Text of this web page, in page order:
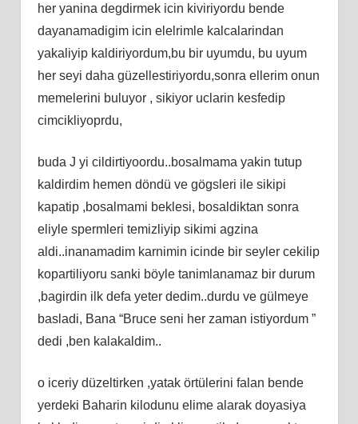
her yanina degdirmek icin kiviriyordu bende
dayanamadigim icin elelrimle kalcalarindan
yakaliyip kaldiriyordum,bu bir uyumdu, bu uyum
her seyi daha güzellestiriyordu,sonra ellerim onun
memelerini buluyor , sikiyor uclarin kesfedip
cimcikliyoprdu,
buda J yi cildirtiyoordu..bosalmama yakin tutup
kaldirdim hemen döndü ve gögsleri ile sikipi
kapatip ,bosalmami beklesi, bosaldiktan sonra
eliyle spermleri temizliyip sikimi agzina
aldi..inanamadim karnimin icinde bir seyler cekilip
kopartiliyoru sanki böyle tanimlanamaz bir durum
,bagirdin ilk defa yeter dedim..durdu ve gülmeye
basladi, Bana “Bruce seni her zaman istiyordum ”
dedi ,ben kalakaldim..
o iceriy düzeltirken ,yatak örtülerini falan bende
yerdeki Baharin kilodunu elime alarak doyasiya